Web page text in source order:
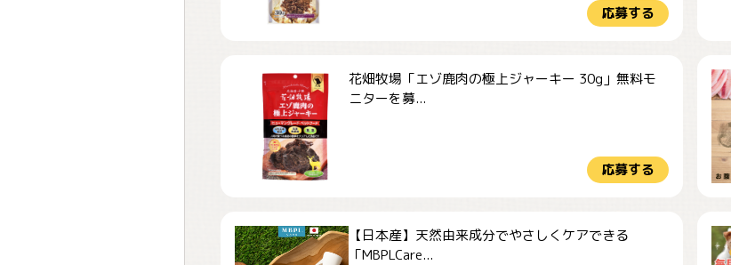
応募する
花畑牧場「エゾ鹿肉の極上ジャーキー 30g」無料モ
ニターを募...
応募する
【日本産】天然由来成分でやさしくケアできる
「MBPLCare...